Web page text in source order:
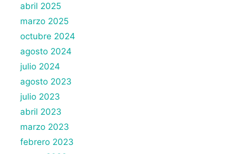
abril 2025
marzo 2025
octubre 2024
agosto 2024
julio 2024
agosto 2023
julio 2023
abril 2023
marzo 2023
febrero 2023